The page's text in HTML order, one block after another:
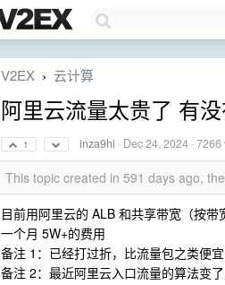
V2EX › 云计算
阿里云流量太贵了 有
1 inza9hi · Dec 24, 2024 ·
This topic created in 591 days ago,
目前用阿里云的 ALB 和共享带宽（按带
一个月 5W+的费用
备注 1：已经打过折，比流量包之类便宜
备注 2：最近阿里云入口流量的算法变